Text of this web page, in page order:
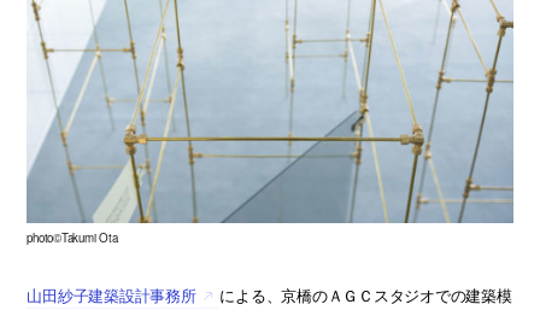
photo©Takumi Ota
山田紗子建築設計事務所
による、京橋のＡＧＣスタジオでの建築模